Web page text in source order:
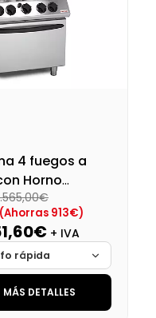
4 fuegos a
Horno
SV 98
913€)
+ IVA
rápida
Cargando…
MÁS DETALLES